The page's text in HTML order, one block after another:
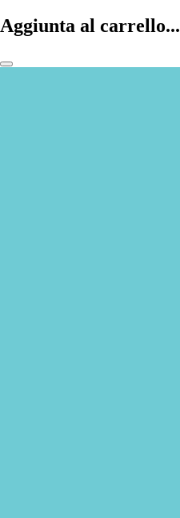
Aggiunta al carrello...